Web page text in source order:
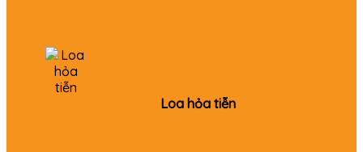
Loa hỏa tiễn